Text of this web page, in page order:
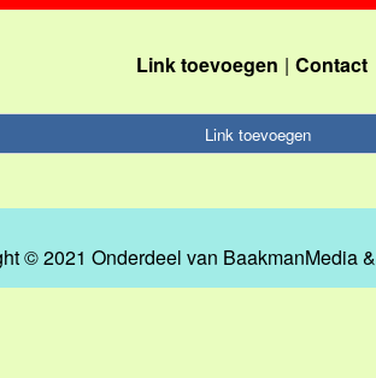
Link toevoegen Contact
Link toevoegen
© 2021 Onderdeel van BaakmanMedia&